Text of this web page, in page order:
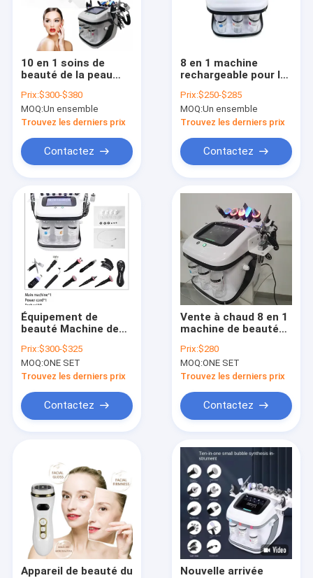
Des produits
Au sujet de nous
Visite d'usine
Contactez-nous
Demandez une citation
Shopping Online
Remplisseur cutané d'acide hyaluronique
Remplisseur cutané lié par croix
Remplisseur cutané injectable
Toxine botulinum
10 en 1 soins de
beauté de la peau
multi-fonction
nettoyage du visage
à l' eau
Prix:$300-$380
MOQ:Un ensemble
Trouvez les derniers prix
Contactez
8 en 1 machine
rechargeable pour le
et le rétrécissement
des pores
Prix:$250-$285
MOQ:Un ensemble
Trouvez les derniers prix
Contactez
Équipement de
beauté Machine de
Nettoyage en
profondeur Appareil
de rajeunissement
Prix:$300-$325
MOQ:ONE SET
Trouvez les derniers prix
Contactez
Vente à chaud 8 en 1
machine de beauté
traitement de la peau
Prix:$280
MOQ:ONE SET
Trouvez les derniers prix
Contactez
Appareil de beauté du
Nouvelle arrivée